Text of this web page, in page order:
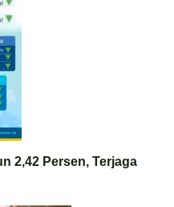
2,42 Persen, Terjaga